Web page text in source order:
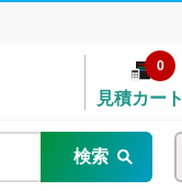
見積カート
0
検索